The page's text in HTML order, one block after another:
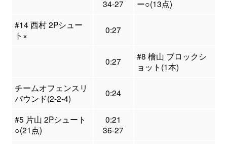
34-27
ー○(13点)
#14 西村 2Pシュー
ト×
0:27
0:27
#8 檜山 ブロックシ
ョット(1本)
チームオフェンスリ
バウンド(2-2-4)
0:24
#5 片山 2Pシュート
○(21点)
0:21
36-27